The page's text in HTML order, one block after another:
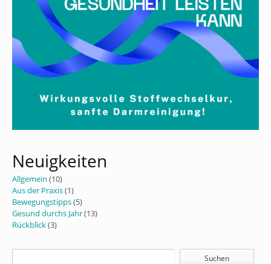
Neuigkeiten
Allgemein (10)
Aus der Praxis(1)
Bewegungstipps(5)
Gesund durchs Jahr(13)
Rückblick(3)